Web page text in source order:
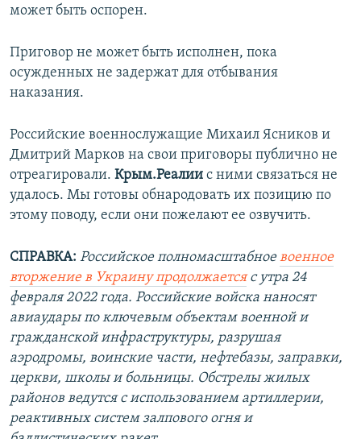
может быть оспорен.
Приговор не может быть исполнен, пока
осужденных не задержат для отбывания
наказания.
Российские военнослужащие Михаил Ясников и
Дмитрий Марков на свои приговоры публично не
отреагировали. Крым.Реалии с ними связаться не
удалось. Мы готовы обнародовать их позицию по
этому поводу, если они пожелают ее озвучить.
СПРАВКА: Российское полномасштабноевоенное
вторжение в Украину продолжаетсяс утра 24
февраля 2022 года. Российские войска наносят
авиаудары по ключевым объектам военной и
гражданской инфраструктуры, разрушая
аэродромы, воинские части, нефтебазы, заправки,
церкви, школы и больницы. Обстрелы жилых
районов ведутся с использованием артиллерии,
реактивных систем залпового огня и